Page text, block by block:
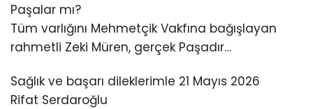
Paşalar mı?
Tüm varlığını Mehmetçik Vakfına bağışlayan
rahmetli Zeki Müren, gerçek Paşadır…
Sağlık ve başarı dileklerimle 21 Mayıs 2026
Rifat Serdaroğlu